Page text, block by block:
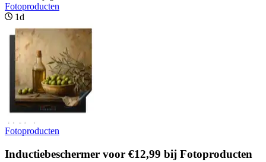
Fotoproducten
1d
Fotoproducten
Inductiebeschermer voor €12,99 bij Fotoproducten